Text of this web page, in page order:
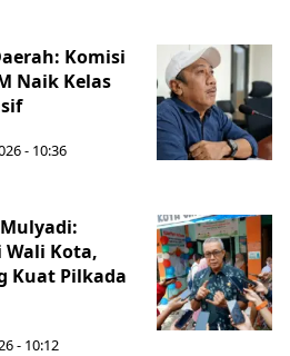
Komisi
Naik Kelas
- 10:36
Kota,
Kuat Pilkada
- 10:12